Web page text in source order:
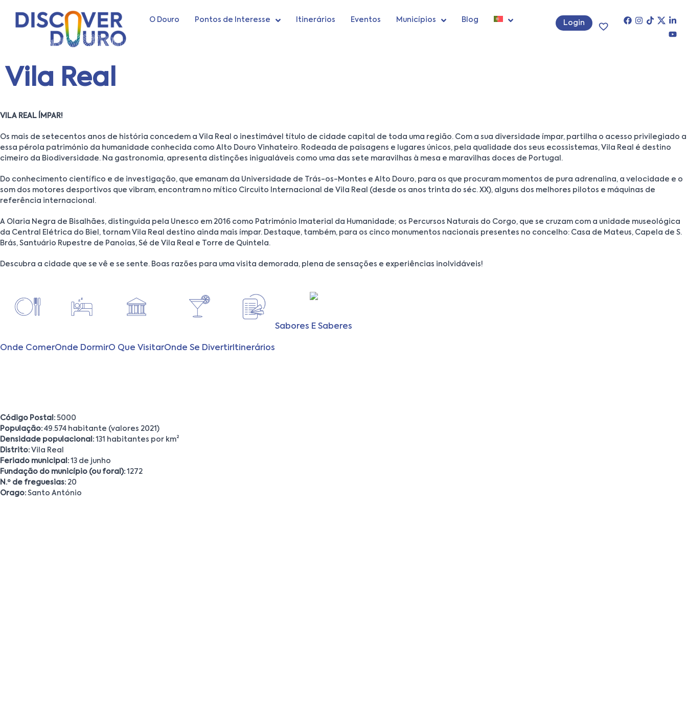
O Douro Pontos de Interesse Itinerários Eventos Municípios Blog Login
Vila Real
VILA REAL ÍMPAR!
Os mais de setecentos anos de história concedem a Vila Real o inestimável título de cidade capital de toda uma região. Com a sua diversidade ímpar, partilha o acesso privilegiado a
essa pérola património da humanidade conhecida como Alto Douro Vinhateiro. Rodeada de paisagens e lugares únicos, pela qualidade dos seus ecossistemas, Vila Real é destino
cimeiro da Biodiversidade. Na gastronomia, apresenta distinções inigualáveis como uma das sete maravilhas à mesa e maravilhas doces de Portugal.
Do conhecimento científico e de investigação, que emanam da Universidade de Trás-os-Montes e Alto Douro, para os que procuram momentos de pura adrenalina, a velocidade e o
som dos motores desportivos que vibram, encontram no mítico Circuito Internacional de Vila Real (desde os anos trinta do séc. XX), alguns dos melhores pilotos e máquinas de
referência internacional.
A Olaria Negra de Bisalhães, distinguida pela Unesco em 2016 como Património Imaterial da Humanidade; os Percursos Naturais do Corgo, que se cruzam com a unidade museológica
da Central Elétrica do Biel, tornam Vila Real destino ainda mais ímpar. Destaque, também, para os cinco monumentos nacionais presentes no concelho: Casa de Mateus, Capela de S.
Brás, Santuário Rupestre de Panoias, Sé de Vila Real e Torre de Quintela.
Descubra a cidade que se vê e se sente. Boas razões para uma visita demorada, plena de sensações e experiências inolvidáveis!
Onde ComerOnde DormirO Que VisitarOnde Se DivertirItinerários
Sabores E Saberes
Código Postal: 5000
População: 49.574 habitante (valores 2021)
Densidade populacional: 131 habitantes por km²
Distrito: Vila Real
Feriado municipal: 13 de junho
Fundação do município (ou foral): 1272
N.º de freguesias: 20
Orago: Santo António